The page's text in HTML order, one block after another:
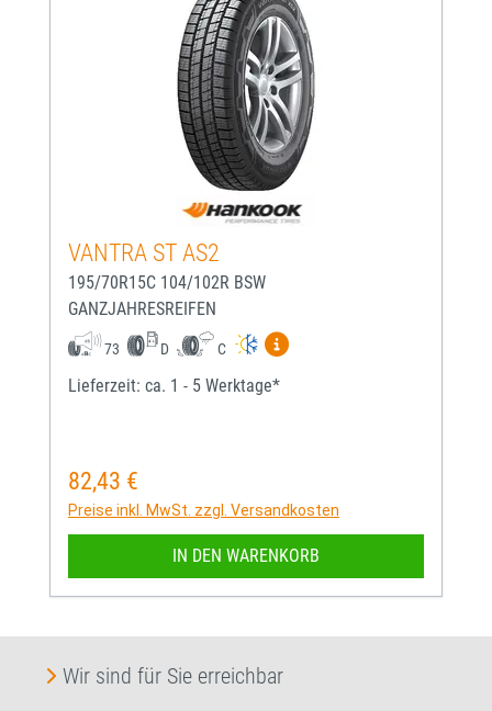
VANTRA ST AS2
195/70R15C 104/102R BSW
GANZJAHRESREIFEN
73 D C
Mehr Informationen zum
Lieferzeit: ca. 1 - 5 Werktage*
Regulärer Preis:
82,43 €
Preise inkl. MwSt. zzgl. Versandkosten
IN DEN WARENKORB
Wir sind für Sie erreichbar